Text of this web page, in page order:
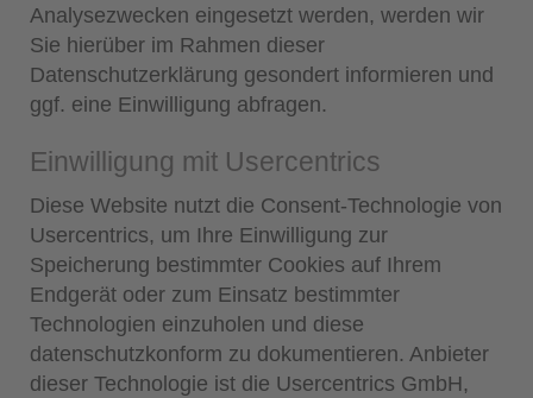
Analysezwecken eingesetzt werden, werden wir
Sie hierüber im Rahmen dieser
Datenschutzerklärung gesondert informieren und
ggf. eine Einwilligung abfragen.
Einwilligung mit Usercentrics
Diese Website nutzt die Consent-Technologie von
Usercentrics, um Ihre Einwilligung zur
Speicherung bestimmter Cookies auf Ihrem
Endgerät oder zum Einsatz bestimmter
Technologien einzuholen und diese
datenschutzkonform zu dokumentieren. Anbieter
dieser Technologie ist die Usercentrics GmbH,